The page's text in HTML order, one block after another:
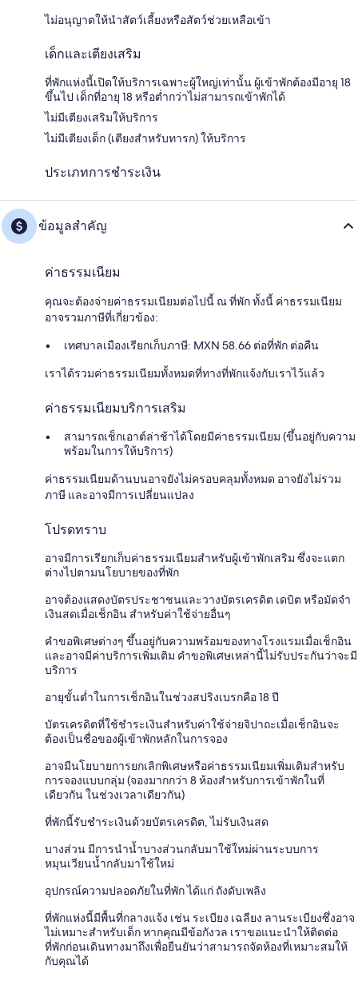
ไม่อนุญาตให้นำสัตว์เลี้ยงหรือสัตว์ช่วยเหลือเข้า
เด็กและเตียงเสริม
ที่พักแห่งนี้เปิดให้บริการเฉพาะผู้ใหญ่เท่านั้น ผู้เข้าพักต้องมีอายุ 18
ขึ้นไป เด็กที่อายุ 18 หรือต่ำกว่าไม่สามารถเข้าพักได้
ไม่มีเตียงเสริมให้บริการ
ไม่มีเตียงเด็ก (เตียงสำหรับทารก) ให้บริการ
ประเภทการชำระเงิน
ข้อมูลสำคัญ
ค่าธรรมเนียม
คุณจะต้องจ่ายค่าธรรมเนียมต่อไปนี้ ณ ที่พัก ทั้งนี้ ค่าธรรมเนียม
อาจรวมภาษีที่เกี่ยวข้อง:
เทศบาลเมืองเรียกเก็บภาษี: MXN 58.66 ต่อที่พัก ต่อคืน
เราได้รวมค่าธรรมเนียมทั้งหมดที่ทางที่พักแจ้งกับเราไว้แล้ว
ค่าธรรมเนียมบริการเสริม
สามารถเช็กเอาต์ล่าช้าได้โดยมีค่าธรรมเนียม (ขึ้นอยู่กับความ
พร้อมในการให้บริการ)
ค่าธรรมเนียมด้านบนอาจยังไม่ครอบคลุมทั้งหมด อาจยังไม่รวม
ภาษี และอาจมีการเปลี่ยนแปลง
โปรดทราบ
อาจมีการเรียกเก็บค่าธรรมเนียมสำหรับผู้เข้าพักเสริม ซึ่งจะแตก
ต่างไปตามนโยบายของที่พัก
อาจต้องแสดงบัตรประชาชนและวางบัตรเครดิต เดบิต หรือมัดจำ
เงินสดเมื่อเช็กอิน สำหรับค่าใช้จ่ายอื่นๆ
คำขอพิเศษต่างๆ ขึ้นอยู่กับความพร้อมของทางโรงแรมเมื่อเช็กอิน
และอาจมีค่าบริการเพิ่มเติม คำขอพิเศษเหล่านี้ไม่รับประกันว่าจะมี
บริการ
อายุขั้นต่ำในการเช็กอินในช่วงสปริงเบรกคือ 18 ปี
บัตรเครดิตที่ใช้ชำระเงินสำหรับค่าใช้จ่ายจิปาถะเมื่อเช็กอินจะ
ต้องเป็นชื่อของผู้เข้าพักหลักในการจอง
อาจมีนโยบายการยกเลิกพิเศษหรือค่าธรรมเนียมเพิ่มเติมสำหรับ
การจองแบบกลุ่ม (จองมากกว่า 8 ห้องสำหรับการเข้าพักในที่
เดียวกัน ในช่วงเวลาเดียวกัน)
ที่พักนี้รับชำระเงินด้วยบัตรเครดิต, ไม่รับเงินสด
บางส่วน มีการนำน้ำบางส่วนกลับมาใช้ใหม่ผ่านระบบการ
หมุนเวียนน้ำกลับมาใช้ใหม่
อุปกรณ์ความปลอดภัยในที่พัก ได้แก่ ถังดับเพลิง
ที่พักแห่งนี้มีพื้นที่กลางแจ้ง เช่น ระเบียง เฉลียง ลานระเบียงซึ่งอาจ
ไม่เหมาะสำหรับเด็ก หากคุณมีข้อกังวล เราขอแนะนำให้ติดต่อ
ที่พักก่อนเดินทางมาถึงเพื่อยืนยันว่าสามารถจัดห้องที่เหมาะสมให้
กับคุณได้